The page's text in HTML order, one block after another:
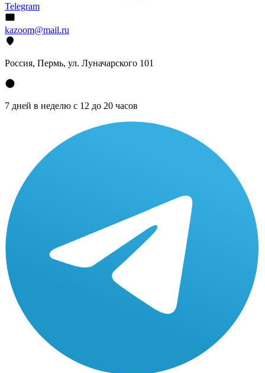
Telegram
kazoom@mail.ru
Россия, Пермь, ул. Луначарского 101
7 дней в неделю с 12 до 20 часов